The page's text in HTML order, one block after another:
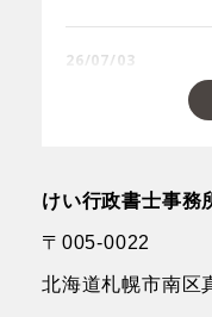
26/07/03
求積図作成の迷
スナック開業に必
可の要否
けい行政書士事務
〒005-0022
北海道札幌市南区